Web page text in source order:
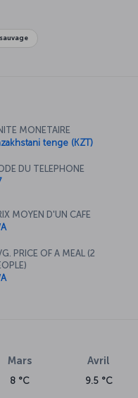
MONETAIRE
tenge (KZT)
DU TELEPHONE
MOYEN D'UN CAFE
PRICE OF A MEAL (2
Mars
8 °C
Avril
9.5 °C